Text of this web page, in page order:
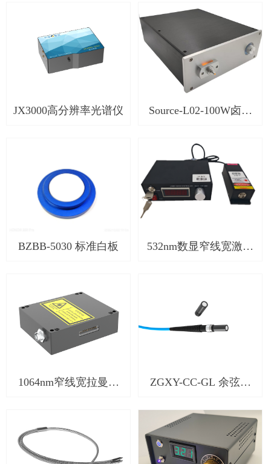
JX3000高分辨率光谱仪
Source-L02-100W卤钨
BZBB-5030 标准白板
532nm数显窄线宽激光
1064nm窄线宽拉曼激
ZGXY-CC-GL 余弦校